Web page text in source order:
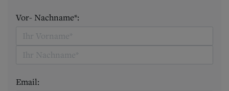
Vor- Nachname*:
Email: